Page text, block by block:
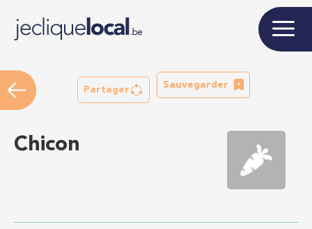
Partager
Sauvegarder
Chicon